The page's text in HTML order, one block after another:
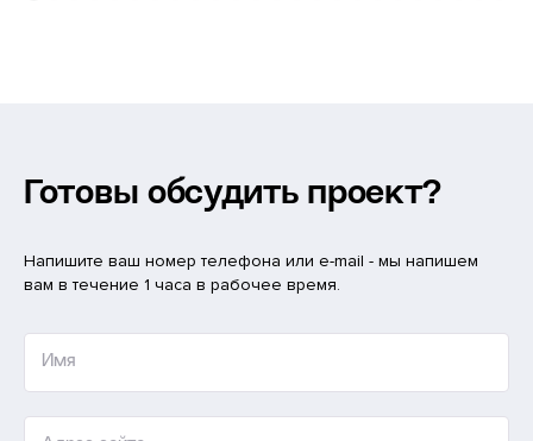
Готовы обсудить проект?
Напишите ваш номер телефона или e-mail - мы напишем
вам в течение 1 часа в рабочее время.
Имя